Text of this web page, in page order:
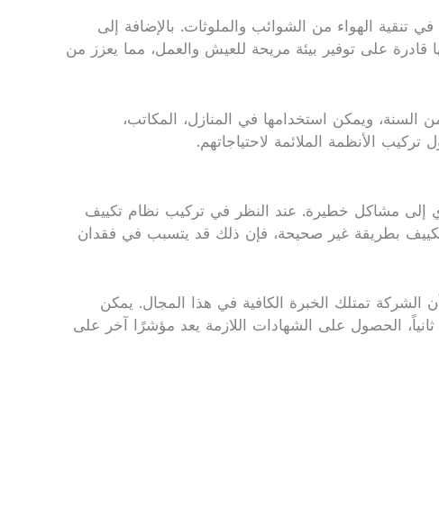
الهواء من الشوائب والملوثات. بالإضافة إلى
قادرة على توفير بيئة مريحة للعيش والعمل، مما يعزز من
السنة، ويمكن استخدامها في المنازل، المكاتب،
الأنظمة الملائمة لاحتياجاتهم.
إلى مشاكل خطيرة. عند النظر في تركيب نظام تكييف
بطريقة غير صحيحة، فإن ذلك قد يتسبب في فقدان
تمتلك الخبرة الكافية في هذا المجال. يمكن
الحصول على الشهادات اللازمة يعد مؤشرًا آخر على